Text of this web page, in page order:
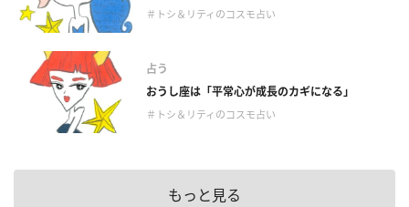
＃トシ＆リティのコスモ占い
占う
おうし座は「平常心が成長のカギになる」
＃トシ＆リティのコスモ占い
もっと見る